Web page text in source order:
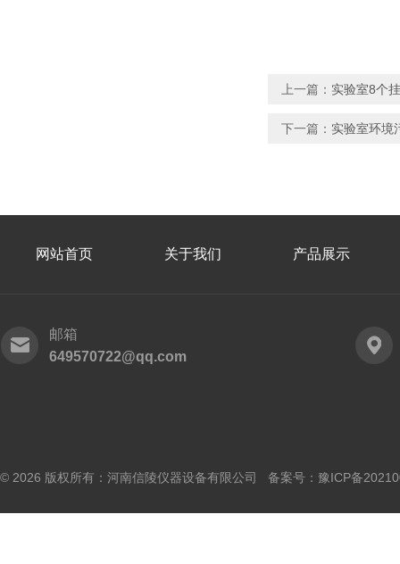
上一篇： 实验室8个
下一篇： 实验室环境
网站首页 关于我们 产品展示
邮箱
649570722@qq.com
© 2026 版权所有：河南信陵仪器设备有限公司 备案号： 豫ICP备